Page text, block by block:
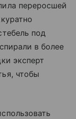
переросшей
под
в более
эксперт
чтобы